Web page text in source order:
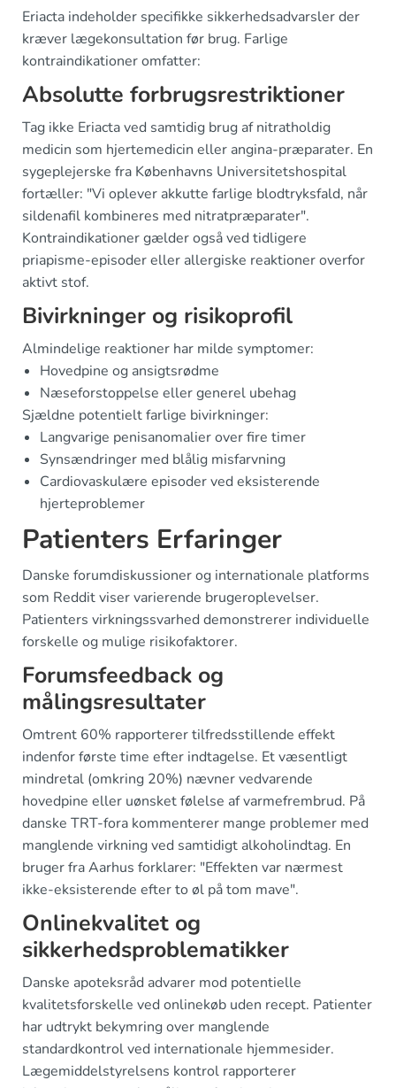
Eriacta indeholder specifikke sikkerhedsadvarsler der
kræver lægekonsultation før brug. Farlige
kontraindikationer omfatter:
Absolutte forbrugsrestriktioner
Tag ikke Eriacta ved samtidig brug af nitratholdig
medicin som hjertemedicin eller angina-præparater. En
sygeplejerske fra Københavns Universitetshospital
fortæller: "Vi oplever akkutte farlige blodtryksfald, når
sildenafil kombineres med nitratpræparater".
Kontraindikationer gælder også ved tidligere
priapisme-episoder eller allergiske reaktioner overfor
aktivt stof.
Bivirkninger og risikoprofil
Almindelige reaktioner har milde symptomer:
Hovedpine og ansigtsrødme
Næseforstoppelse eller generel ubehag
Sjældne potentielt farlige bivirkninger:
Langvarige penisanomalier over fire timer
Synsændringer med blålig misfarvning
Cardiovaskulære episoder ved eksisterende
hjerteproblemer
Patienters Erfaringer
Danske forumdiskussioner og internationale platforms
som Reddit viser varierende brugeroplevelser.
Patienters virkningssvarhed demonstrerer individuelle
forskelle og mulige risikofaktorer.
Forumsfeedback og
målingsresultater
Omtrent 60% rapporterer tilfredsstillende effekt
indenfor første time efter indtagelse. Et væsentligt
mindretal (omkring 20%) nævner vedvarende
hovedpine eller uønsket følelse af varmefrembrud. På
danske TRT-fora kommenterer mange problemer med
manglende virkning ved samtidigt alkoholindtag. En
bruger fra Aarhus forklarer: "Effekten var nærmest
ikke-eksisterende efter to øl på tom mave".
Onlinekvalitet og
sikkerhedsproblematikker
Danske apoteksråd advarer mod potentielle
kvalitetsforskelle ved onlinekøb uden recept. Patienter
har udtrykt bekymring over manglende
standardkontrol ved internationale hjemmesider.
Lægemiddelstyrelsens kontrol rapporterer